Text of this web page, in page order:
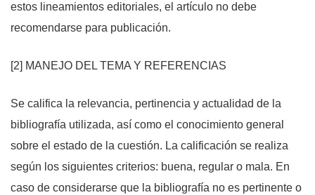
estos lineamientos editoriales, el artículo no debe
recomendarse para publicación.
[2] MANEJO DEL TEMA Y REFERENCIAS
Se califica la relevancia, pertinencia y actualidad de la
bibliografía utilizada, así como el conocimiento general
sobre el estado de la cuestión. La calificación se realiza
según los siguientes criterios: buena, regular o mala. En
caso de considerarse que la bibliografía no es pertinente o